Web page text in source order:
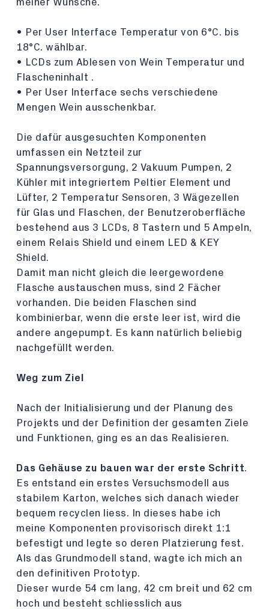
meiner Wünsche.
• Per User Interface Temperatur von 6°C. bis
18°C. wählbar.
• LCDs zum Ablesen von Wein Temperatur und
Flascheninhalt .
• Per User Interface sechs verschiedene
Mengen Wein ausschenkbar.
Die dafür ausgesuchten Komponenten
umfassen ein Netzteil zur
Spannungsversorgung, 2 Vakuum Pumpen, 2
Kühler mit integriertem Peltier Element und
Lüfter, 2 Temperatur Sensoren, 3 Wägezellen
für Glas und Flaschen, der Benutzeroberfläche
bestehend aus 3 LCDs, 8 Tastern und 5 Ampeln,
einem Relais Shield und einem LED & KEY
Shield.
Damit man nicht gleich die leergewordene
Flasche austauschen muss, sind 2 Fächer
vorhanden. Die beiden Flaschen sind
kombinierbar, wenn die erste leer ist, wird die
andere angepumpt. Es kann natürlich beliebig
nachgefüllt werden.
Weg zum Ziel
Nach der Initialisierung und der Planung des
Projekts und der Definition der gesamten Ziele
und Funktionen, ging es an das Realisieren.
Das Gehäuse zu bauen war der erste Schritt.
Es entstand ein erstes Versuchsmodell aus
stabilem Karton, welches sich danach wieder
bequem recyclen liess. In dieses habe ich
meine Komponenten provisorisch direkt 1:1
befestigt und legte so deren Platzierung fest.
Als das Grundmodell stand, wagte ich mich an
den definitiven Prototyp.
Dieser wurde 54 cm lang, 42 cm breit und 62 cm
hoch und besteht schliesslich aus